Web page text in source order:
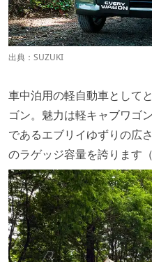
出典： SUZUKI
車中泊用の軽自動車として
ゴン。魅力は軽キャブワゴ
であるエブリイゆずりの広
のラゲッジ容量を誇ります